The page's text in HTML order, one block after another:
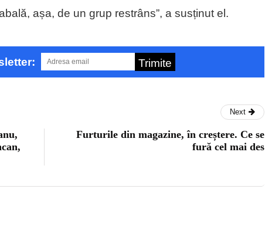
așa, de un grup restrâns”, a susținut el.
Trimite
Next
Furturile din magazine, în creștere. Ce se
fură cel mai des